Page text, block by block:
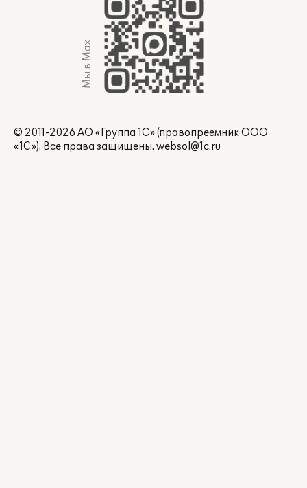
Мы в Max
© 2011-2026 АО «Группа 1С» (правопреемник ООО
«1С»). Все права защищены. websol@1c.ru